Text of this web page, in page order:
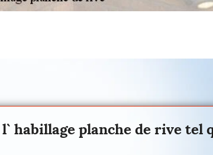
habillage planche de rive tel